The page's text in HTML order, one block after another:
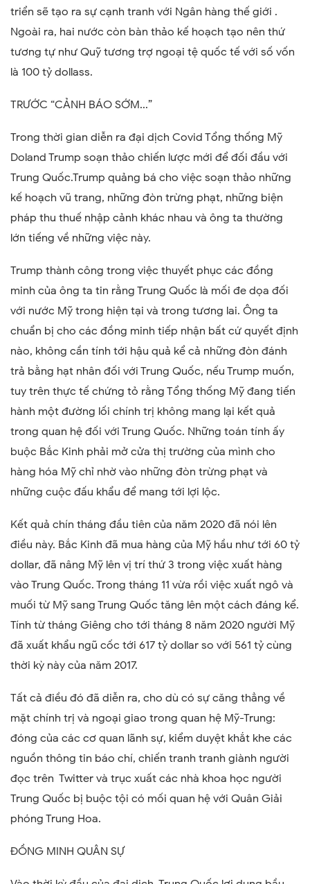
triển sẽ tạo ra sự cạnh tranh với Ngân hàng thế giới .
Ngoài ra, hai nước còn bàn thảo kế hoạch tạo nên thứ
tương tự như Quỹ tương trợ ngoại tệ quốc tế với số vốn
là 100 tỷ dollass.
TRƯỚC “CẢNH BÁO SỚM...”
Trong thời gian diễn ra đại dịch Covid Tổng thống Mỹ
Doland Trump soạn thảo chiến lược mới để đối đầu với
Trung Quốc.Trump quảng bá cho việc soạn thảo những
kế hoạch vũ trang, những đòn trừng phạt, những biện
pháp thu thuế nhập cảnh khác nhau và ông ta thường
lớn tiếng về những việc này.
Trump thành công trong việc thuyết phục các đồng
minh của ông ta tin rằng Trung Quốc là mối đe dọa đối
với nước Mỹ trong hiện tại và trong tương lai. Ông ta
chuẩn bị cho các đồng minh tiếp nhận bất cứ quyết định
nào, không cần tính tới hậu quả kể cả những đòn đánh
trả bằng hạt nhân đối với Trung Quốc, nếu Trump muốn,
tuy trên thực tế chứng tỏ rằng Tổng thống Mỹ đang tiến
hành một đường lối chính trị không mang lại kết quả
trong quan hệ đối với Trung Quốc. Những toán tính ấy
buộc Bắc Kinh phải mở cửa thị trường của mình cho
hàng hóa Mỹ chỉ nhờ vào những đòn trừng phạt và
những cuộc đấu khẩu để mang tới lợi lộc.
Kết quả chín tháng đầu tiên của năm 2020 đã nói lên
điều này. Bắc Kinh đã mua hàng của Mỹ hầu như tới 60 tỷ
dollar, đã nâng Mỹ lên vị trí thứ 3 trong việc xuất hàng
vào Trung Quốc. Trong tháng 11 vừa rồi việc xuất ngô và
muối từ Mỹ sang Trung Quốc tăng lên một cách đáng kể.
Tính từ tháng Giêng cho tới tháng 8 năm 2020 người Mỹ
đã xuất khẩu ngũ cốc tới 617 tỷ dollar so với 561 tỷ cùng
thời kỳ này của năm 2017.
Tất cả điều đó đã diễn ra, cho dù có sự căng thẳng về
mặt chính trị và ngoại giao trong quan hệ Mỹ-Trung:
đóng của các cơ quan lãnh sự, kiểm duyệt khắt khe các
nguồn thông tin báo chí, chiến tranh tranh giành người
đọc trên Twitter và trục xuất các nhà khoa học người
Trung Quốc bị buộc tội có mối quan hệ với Quân Giải
phóng Trung Hoa.
ĐỒNG MINH QUÂN SỰ